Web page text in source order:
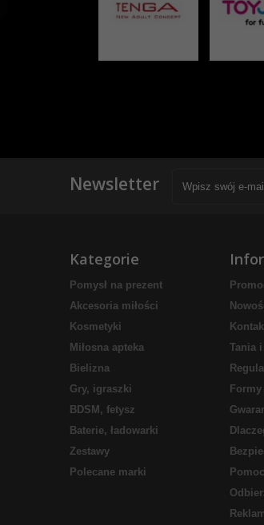
Newsletter
Kategorie
Pomysł na prezent
Akcesoria miłości
Kosmetyki
Miłosna apteka
Bielizna
Gry, igraszki
BDSM, fetysz
Baterie, ładowarki
Zestawy
Polecane marki
Tania